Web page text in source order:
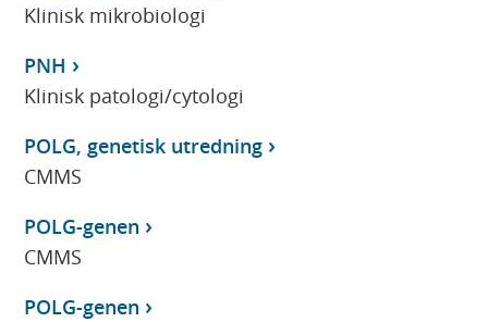
Klinisk mikrobiologi
PNH
Klinisk patologi/cytologi
POLG, genetisk utredning
CMMS
POLG-genen
CMMS
POLG-genen